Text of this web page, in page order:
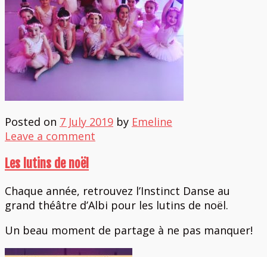
Posted on 7 July 2019 by Emeline
Leave a comment
Les lutins de noël
Chaque année, retrouvez l’Instinct Danse au
grand théâtre d’Albi pour les lutins de noël.
Un beau moment de partage à ne pas manquer!